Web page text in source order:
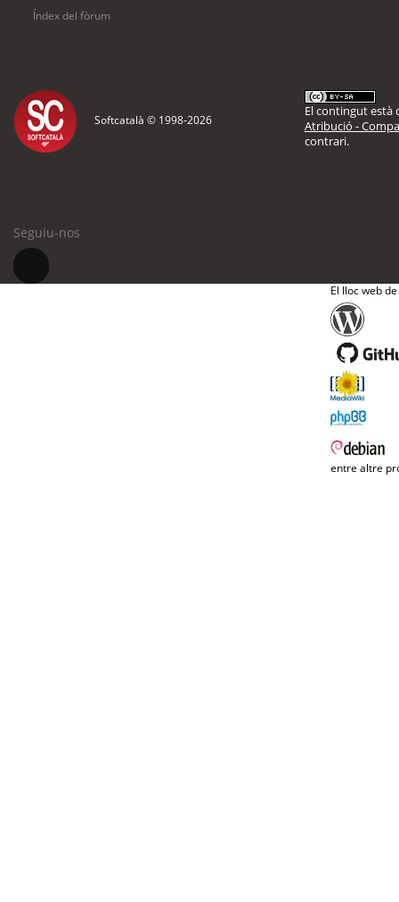
Índex del fòrum
Softcatalà © 1998-2026
El contingut està
Atribució -
contrari.
Seguiu-nos
El lloc web
entre altre